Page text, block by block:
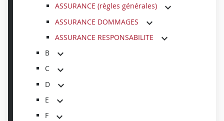
ASSURANCE (règles générales)
ASSURANCE DOMMAGES
ASSURANCE RESPONSABILITE
B
C
D
E
F